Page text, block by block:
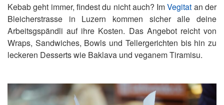
Kebab geht immer, findest du nicht auch? ImVegitat an der
Bleicherstrasse in Luzern kommen sicher alle deine
Arbeitsgspändli auf ihre Kosten. Das Angebot reicht von
Wraps, Sandwiches, Bowls und Tellergerichten bis hin zu
leckeren Desserts wie Baklava und veganem Tiramisu.